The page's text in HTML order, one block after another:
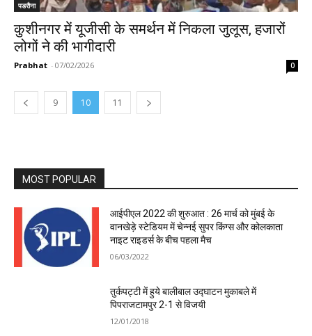
पडरौना
कुशीनगर में यूजीसी के समर्थन में निकला जुलूस, हजारों
लोगों ने की भागीदारी
Prabhat - 07/02/2026 0
9 10 11
MOST POPULAR
आईपीएल 2022 की शुरुआत : 26 मार्च को मुंबई के
वानखेड़े स्टेडियम में चेन्नई सुपर किंग्स और कोलकाता
नाइट राइडर्स के बीच पहला मैच
06/03/2022
तुर्कपट्टी में हुये बालीबाल उद्घाटन मुकाबले में
पिपराजटामपुर 2-1 से विजयी
12/01/2018